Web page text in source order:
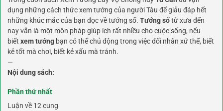
dụng những cách thức xem tướng của người Tàu để giảu đáp hết
những khúc mắc của bạn đọc về tướng số. Tướng sốtừ xưa đến
nay vẫn là một môn pháp giúp ích rất nhiều cho cuộc sống, nếu
biết xem tướng bạn có thể chủ động trong việc đối nhân xử thế, biết
kẻ tốt mà chơi, biết kẻ xấu mà tránh.
—
Nội dung sách:
Phần thứ nhất
Luận về 12 cung